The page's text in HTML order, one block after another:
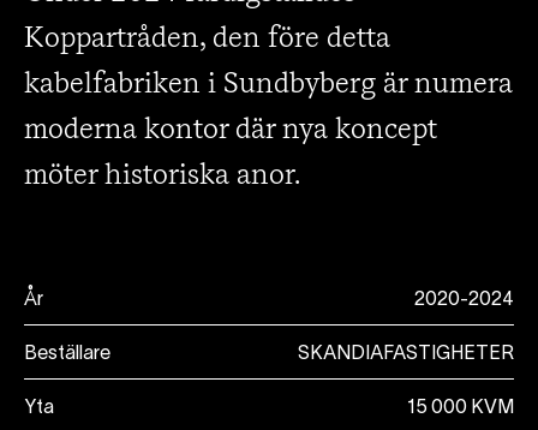
Koppartråden, den före detta
kabelfabriken i Sundbyberg är numera
moderna kontor där nya koncept
möter historiska anor.
År 2020-2024
Beställare SKANDIAFASTIGHETER
Yta 15 000 KVM